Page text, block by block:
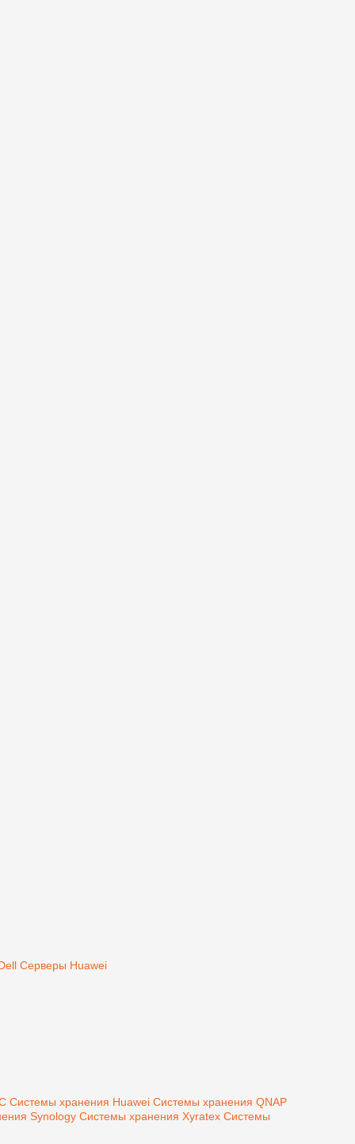
Серверы Huawei
Системы хранения Huawei Системы хранения QNAP
Synology Системы хранения Xyratex Системы